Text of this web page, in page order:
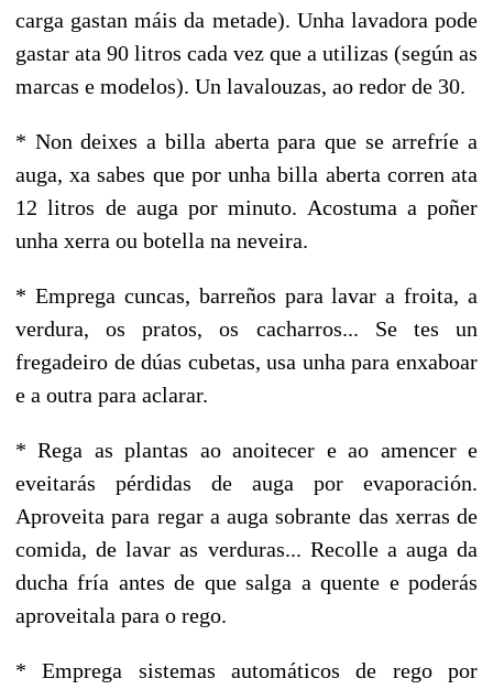
carga gastan máis da metade). Unha lavadora pode
gastar ata 90 litros cada vez que a utilizas (según as
marcas e modelos). Un lavalouzas, ao redor de 30.
* Non deixes a billa aberta para que se arrefríe a
auga, xa sabes que por unha billa aberta corren ata
12 litros de auga por minuto. Acostuma a poñer
unha xerra ou botella na neveira.
* Emprega cuncas, barreños para lavar a froita, a
verdura, os pratos, os cacharros... Se tes un
fregadeiro de dúas cubetas, usa unha para enxaboar
e a outra para aclarar.
* Rega as plantas ao anoitecer e ao amencer e
eveitarás pérdidas de auga por evaporación.
Aproveita para regar a auga sobrante das xerras de
comida, de lavar as verduras... Recolle a auga da
ducha fría antes de que salga a quente e poderás
aproveitala para o rego.
* Emprega sistemas automáticos de rego por